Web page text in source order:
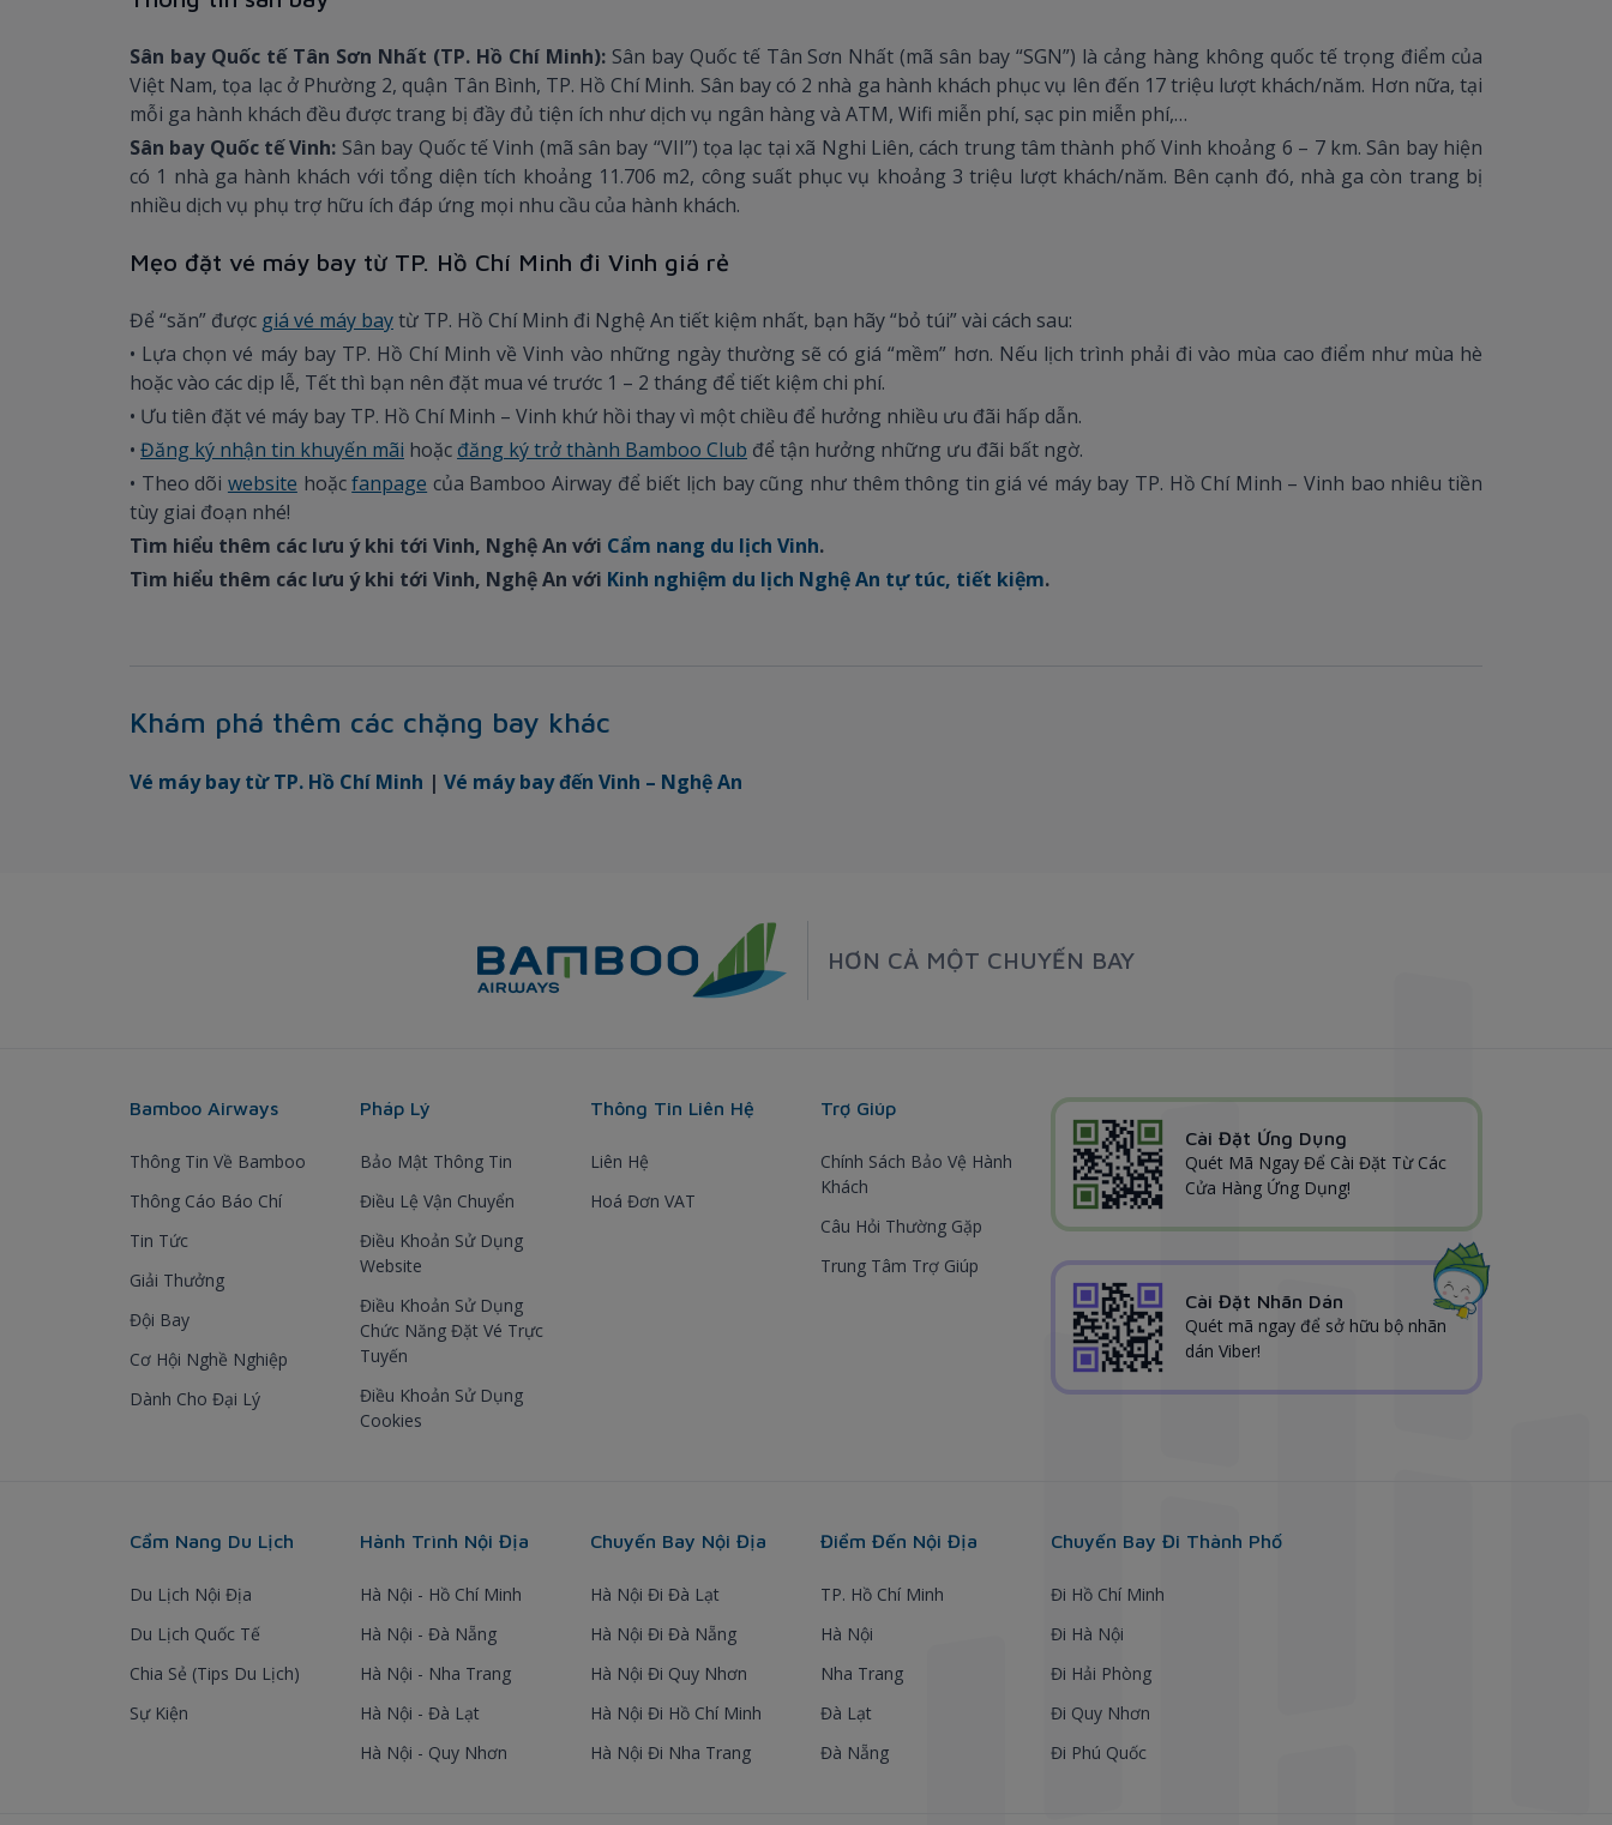
Sân bay Quốc tế Tân Sơn Nhất (TP. Hồ Chí Minh): Sân bay Quốc tế Tân Sơn Nhất (mã sân bay “SGN”) là cảng hàng không quốc tế trọng điểm của
Việt Nam, tọa lạc ở Phường 2, quận Tân Bình, TP. Hồ Chí Minh. Sân bay có 2 nhà ga hành khách phục vụ lên đến 17 triệu lượt khách/năm. Hơn nữa, tại
mỗi ga hành khách đều được trang bị đầy đủ tiện ích như dịch vụ ngân hàng và ATM, Wifi miễn phí, sạc pin miễn phí,…
Sân bay Quốc tế Vinh: Sân bay Quốc tế Vinh (mã sân bay “VII”) tọa lạc tại xã Nghi Liên, cách trung tâm thành phố Vinh khoảng 6 – 7 km. Sân bay hiện
có 1 nhà ga hành khách với tổng diện tích khoảng 11.706 m2, công suất phục vụ khoảng 3 triệu lượt khách/năm. Bên cạnh đó, nhà ga còn trang bị
nhiều dịch vụ phụ trợ hữu ích đáp ứng mọi nhu cầu của hành khách.
Mẹo đặt vé máy bay từ TP. Hồ Chí Minh đi Vinh giá rẻ
Để “săn” được giá vé máy baytừ TP. Hồ Chí Minh đi Nghệ An tiết kiệm nhất, bạn hãy “bỏ túi” vài cách sau:
• Lựa chọn vé máy bay TP. Hồ Chí Minh về Vinh vào những ngày thường sẽ có giá “mềm” hơn. Nếu lịch trình phải đi vào mùa cao điểm như mùa hè
hoặc vào các dịp lễ, Tết thì bạn nên đặt mua vé trước 1 – 2 tháng để tiết kiệm chi phí.
• Ưu tiên đặt vé máy bay TP. Hồ Chí Minh – Vinh khứ hồi thay vì một chiều để hưởng nhiều ưu đãi hấp dẫn.
• Đăng ký nhận tin khuyến mãi hoặc đăng ký trở thành Bamboo Club để tận hưởng những ưu đãi bất ngờ.
• Theo dõi website hoặcfanpage của Bamboo Airway để biết lịch bay cũng như thêm thông tin giá vé máy bay TP. Hồ Chí Minh – Vinh bao nhiêu tiền
tùy giai đoạn nhé!
Tìm hiểu thêm các lưu ý khi tới Vinh, Nghệ An với Cẩm nang du lịch Vinh.
Tìm hiểu thêm các lưu ý khi tới Vinh, Nghệ An với Kinh nghiệm du lịch Nghệ An tự túc, tiết kiệm.
Khám phá thêm các chặng bay khác
Vé máy bay từ TP. Hồ Chí Minh | Vé máy bay đến Vinh – Nghệ An
HƠN CẢ MỘT CHUYẾN BAY
Bamboo Airways
Thông Tin Về Bamboo
Thông Cáo Báo Chí
Tin Tức
Giải Thưởng
Đội Bay
Cơ Hội Nghề Nghiệp
Dành Cho Đại Lý
Pháp Lý
Bảo Mật Thông Tin
Điều Lệ Vận Chuyển
Điều Khoản Sử Dụng
Website
Điều Khoản Sử Dụng
Chức Năng Đặt Vé Trực
Tuyến
Điều Khoản Sử Dụng
Cookies
Thông Tin Liên Hệ
Liên Hệ
Hoá Đơn VAT
Trợ Giúp
Chính Sách Bảo Vệ Hành
Khách
Câu Hỏi Thường Gặp
Trung Tâm Trợ Giúp
Cài Đặt Ứng Dụng
Quét Mã Ngay Để Cài Đặt Từ Các
Cửa Hàng Ứng Dụng!
Cài Đặt Nhãn Dán
Quét mã ngay để sở hữu bộ nhãn
dán Viber!
Cẩm Nang Du Lịch
Du Lịch Nội Địa
Du Lịch Quốc Tế
Chia Sẻ (Tips Du Lịch)
Sự Kiện
Hành Trình Nội Địa
Hà Nội - Hồ Chí Minh
Hà Nội - Đà Nẵng
Hà Nội - Nha Trang
Hà Nội - Đà Lạt
Hà Nội - Quy Nhơn
Chuyến Bay Nội Địa
Hà Nội Đi Đà Lạt
Hà Nội Đi Đà Nẵng
Hà Nội Đi Quy Nhơn
Hà Nội Đi Hồ Chí Minh
Hà Nội Đi Nha Trang
Điểm Đến Nội Địa
TP. Hồ Chí Minh
Hà Nội
Nha Trang
Đà Lạt
Đà Nẵng
Chuyến Bay Đi Thành Phố
Đi Hồ Chí Minh
Đi Hà Nội
Đi Hải Phòng
Đi Quy Nhơn
Đi Phú Quốc